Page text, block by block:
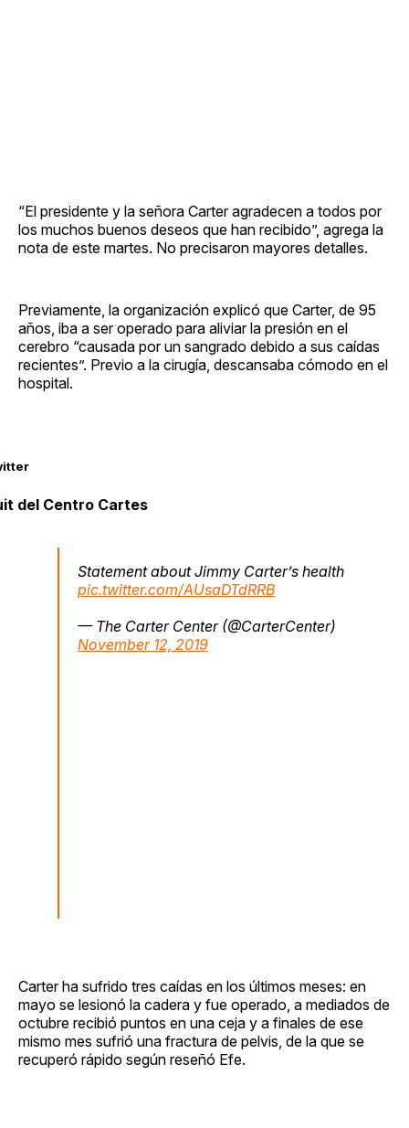
“El presidente y la señora Carter agradecen a todos por
los muchos buenos deseos que han recibido”, agrega la
nota de este martes. No precisaron mayores detalles.
Previamente, la organización explicó que Carter, de 95
años, iba a ser operado para aliviar la presión en el
cerebro “causada por un sangrado debido a sus caídas
recientes”. Previo a la cirugía, descansaba cómodo en el
hospital.
del Centro Cartes
Statement about Jimmy Carter’s health
pic.twitter.com/AUsaDTdRRB
— The Carter Center (@CarterCenter)
November 12, 2019
Carter ha sufrido tres caídas en los últimos meses: en
mayo se lesionó la cadera y fue operado, a mediados de
octubre recibió puntos en una ceja y a finales de ese
mismo mes sufrió una fractura de pelvis, de la que se
recuperó rápido según reseñó Efe.